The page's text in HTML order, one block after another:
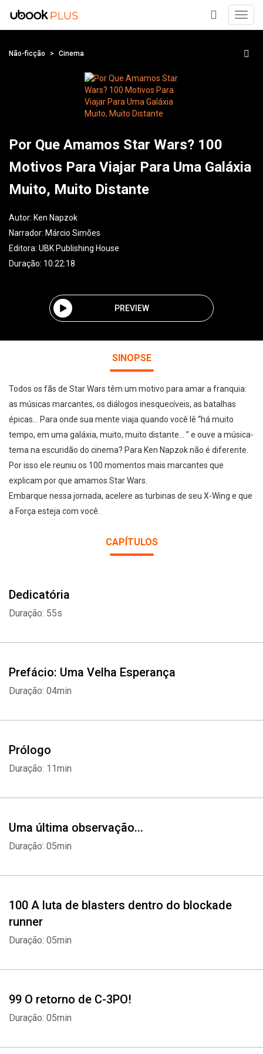
+
Não-ficção Cinema
Por Que Amamos Star Wars? 100
Motivos Para Viajar Para Uma Galáxia
Muito, Muito Distante
Autor: Ken Napzok
Narrador: Márcio Simões
Editora: UBK Publishing House
Duração: 10:22:18
PREVIEW
SINOPSE
Todos os fãs de Star Wars têm um motivo para amar a franquia:
as músicas marcantes, os diálogos inesquecíveis, as batalhas
épicas… Para onde sua mente viaja quando você lê “há muito
tempo, em uma galáxia, muito, muito distante... ” e ouve a música-
tema na escuridão do cinema? Para Ken Napzok não é diferente.
Por isso ele reuniu os 100 momentos mais marcantes que
explicam por que amamos Star Wars.
Embarque nessa jornada, acelere as turbinas de seu X-Wing e que
a Força esteja com você.
CAPÍTULOS
Dedicatória
Duração: 55s
Prefácio: Uma Velha Esperança
Duração: 04min
Prólogo
Duração: 11min
Uma última observação...
Duração: 05min
100 A luta de blasters dentro do blockade
runner
Duração: 05min
99 O retorno de C-3PO!
Duração: 05min